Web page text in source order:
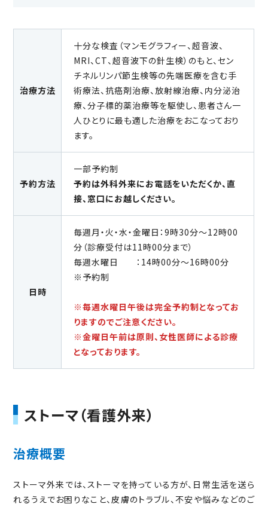
治療方法
十分な検査（マンモグラフィー、超音波、
MRI、CT、超音波下の針生検）のもと、セン
チネルリンパ節生検等の先端医療を含む手
術療法、抗癌剤治療、放射線治療、内分泌治
療、分子標的薬治療等を駆使し、患者さん一
人ひとりに最も適した治療をおこなっており
ます。
予約方法
一部予約制
予約は外科外来にお電話をいただくか、直
接、窓口にお越しください。
日時
毎週月・火・水・金曜日：9時30分～12時00
分（診療受付は11時00分まで）
毎週水曜日 ：14時00分～16時00分
※予約制
※毎週水曜日午後は完全予約制となってお
りますのでご注意ください。
※金曜日午前は原則、女性医師による診療
となっております。
ストーマ（看護外来）
治療概要
ストーマ外来では、ストーマを持っている方が、日常生活を送ら
れるうえでお困りなこと、皮膚のトラブル、不安や悩みなどのご